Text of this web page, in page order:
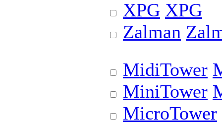
XPG XPG
Zalman
MidiTower
MiniTower
MicroTower